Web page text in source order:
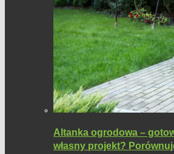
Altanka ogrodowa –
własny projekt?